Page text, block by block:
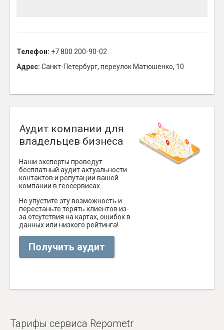
Телефон: +7 800 200-90-02
Адрес: Санкт-Петербург, переулок Матюшенко, 10
Аудит компании для
владельцев бизнеса
Наши эксперты проведут
бесплатный аудит актуальности
контактов и репутации вашей
компании в геосервисах.
Не упустите эту возможность и
перестаньте терять клиентов из-
за отсутствия на картах, ошибок в
данных или низкого рейтинга!
Получить аудит
Тарифы сервиса Repometr